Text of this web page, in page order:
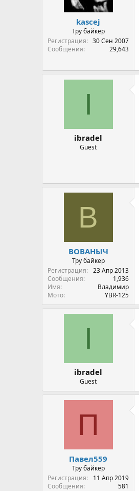
kascej
Тру байкер
Регистрация
30 Сен 2007
Сообщения
29,643
I
ibradel
Guest
В
ВОВАНЫЧ
Тру байкер
Регистрация
23 Апр 2013
Сообщения
1,936
Имя
Владимир
Мото
YBR-125
I
ibradel
Guest
П
Павел559
Тру байкер
Регистрация
11 Апр 2019
Сообщения
581